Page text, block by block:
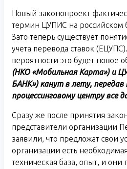
Новый законопроект
термин ЦУПИС на российском
Зато теперь существует
учета перевода ставок
вероятности это будет новое
(НКО «Мобильная Карта») и
БАНК») канут в лету, передав
процессинговому центру все
Сразу же после принятия
представители организации
заявили, что предложат свои
организации есть
техническая база, опыт, и они